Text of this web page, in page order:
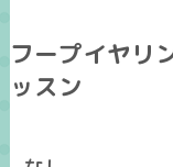
フープイヤリ
ッスン